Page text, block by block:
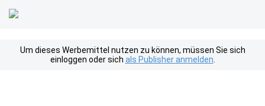
Um dieses Werbemittel nutzen zu können, müssen Sie sich
einloggen oder sich als Publisher anmelden